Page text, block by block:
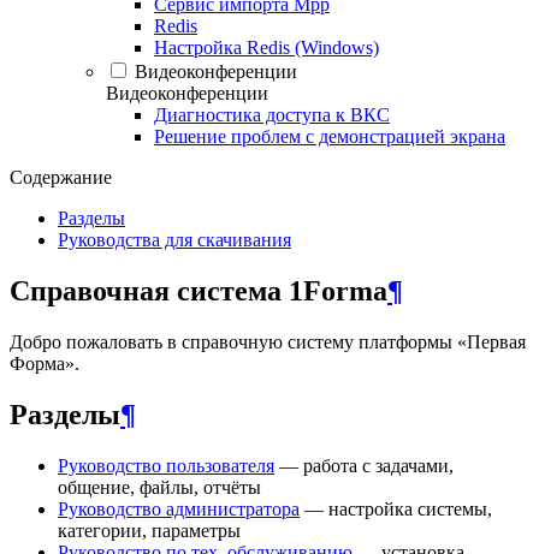
Сервис импорта Mpp
Redis
Настройка Redis (Windows)
Видеоконференции
Видеоконференции
Диагностика доступа к ВКС
Решение проблем с демонстрацией экрана
Содержание
Разделы
Руководства для скачивания
Справочная система 1Forma¶
Добро пожаловать в справочную систему платформы «Первая
Форма».
Разделы¶
Руководство пользователя — работа с задачами,
общение, файлы, отчёты
Руководство администратора — настройка системы,
категории, параметры